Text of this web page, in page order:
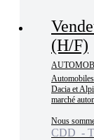
(H/F)
Dacia et
marché
Nous
CDD -